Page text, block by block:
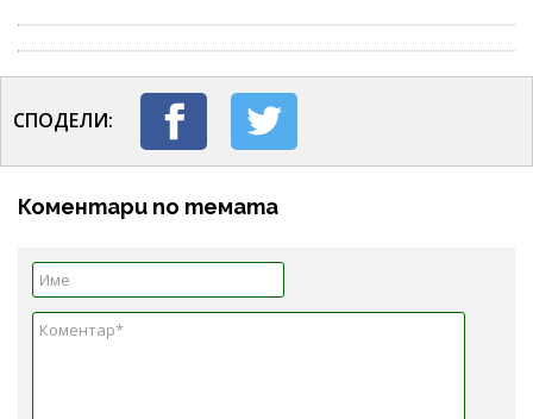
СПОДЕЛИ:
Коментари по темата